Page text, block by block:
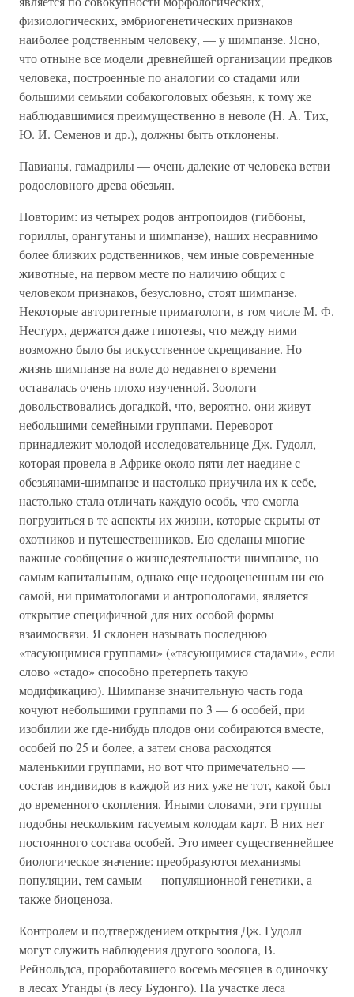
физиологических, эмбриогенетических признаков
наиболее родственным человеку, — у шимпанзе. Ясно,
что отныне все модели древнейшей организации предков
человека, построенные по аналогии со стадами или
большими семьями собакоголовых обезьян, к тому же
наблюдавшимися преимущественно в неволе (Н. А. Тих,
Ю. И. Семенов и др.), должны быть отклонены.
Павианы, гамадрилы — очень далекие от человека ветви
родословного древа обезьян.
Повторим: из четырех родов антропоидов (гиббоны,
гориллы, орангутаны и шимпанзе), наших несравнимо
более близких родственников, чем иные современные
животные, на первом месте по наличию общих с
человеком признаков, безусловно, стоят шимпанзе.
Некоторые авторитетные приматологи, в том числе М. Ф.
Нестурх, держатся даже гипотезы, что между ними
возможно было бы искусственное скрещивание. Но
жизнь шимпанзе на воле до недавнего времени
оставалась очень плохо изученной. Зоологи
довольствовались догадкой, что, вероятно, они живут
небольшими семейными группами. Переворот
принадлежит молодой исследовательнице Дж. Гудолл,
которая провела в Африке около пяти лет наедине с
обезьянами-шимпанзе и настолько приучила их к себе,
настолько стала отличать каждую особь, что смогла
погрузиться в те аспекты их жизни, которые скрыты от
охотников и путешественников. Ею сделаны многие
важные сообщения о жизнедеятельности шимпанзе, но
самым капитальным, однако еще недооцененным ни ею
самой, ни приматологами и антропологами, является
открытие специфичной для них особой формы
взаимосвязи. Я склонен называть последнюю
«тасующимися группами» («тасующимися стадами», если
слово «стадо» способно претерпеть такую
модификацию). Шимпанзе значительную часть года
кочуют небольшими группами по 3 — 6 особей, при
изобилии же где-нибудь плодов они собираются вместе,
особей по 25 и более, а затем снова расходятся
маленькими группами, но вот что примечательно —
состав индивидов в каждой из них уже не тот, какой был
до временного скопления. Иными словами, эти группы
подобны нескольким тасуемым колодам карт. В них нет
постоянного состава особей. Это имеет существеннейшее
биологическое значение: преобразуются механизмы
популяции, тем самым — популяционной генетики, а
также биоценоза.
Контролем и подтверждением открытия Дж. Гудолл
могут служить наблюдения другого зоолога, В.
Рейнольдса, проработавшего восемь месяцев в одиночку
в лесах Уганды (в лесу Будонго). На участке леса